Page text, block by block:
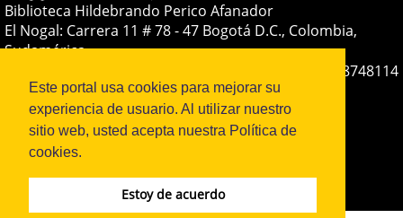
Este portal usa cookies para mejorar su
experiencia de usuario. Al utilizar nuestro
sitio web, usted acepta nuestra Política de
cookies.
Estoy de acuerdo
Biblioteca Hildebrando Perico Afanador
El Nogal: Carrera 11 # 78 - 47 Bogotá D.C., Colombia,
Sudamérica
+57 316 8748114
E-mail:soporteojs@universidadean.edu.co
biblioteca@universidadean.edu.co